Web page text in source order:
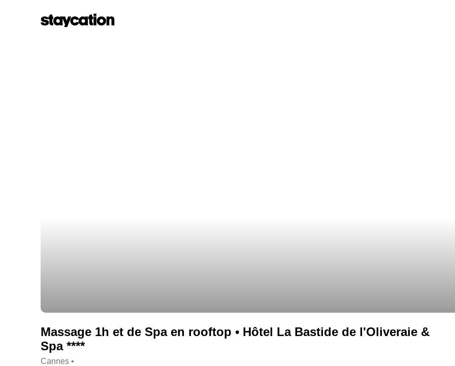
Massage 1h et de Spa en rooftop • Hôtel La Bastide de l'Oliveraie &
Spa ****
Cannes •